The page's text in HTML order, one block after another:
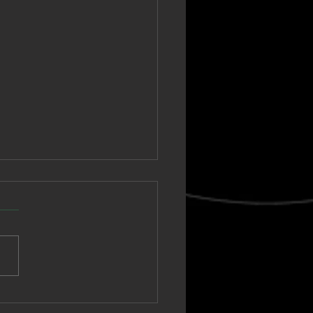
Sasa anuncia las